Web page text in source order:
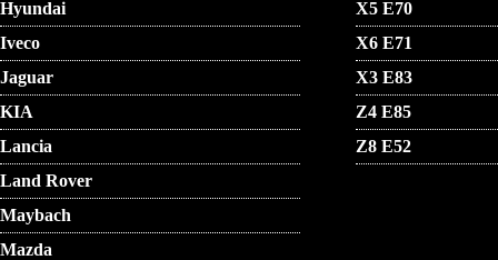
Hyundai
Iveco
Jaguar
KIA
Lancia
Land Rover
Maybach
Mazda
X5 E70
X6 E71
X3 E83
Z4 E85
Z8 E52